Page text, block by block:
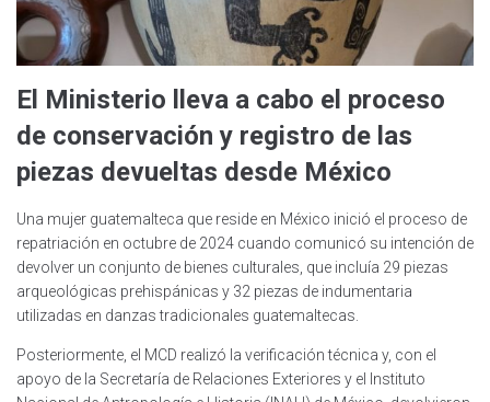
El Ministerio lleva a cabo el proceso
de conservación y registro de las
piezas devueltas desde México
Una mujer guatemalteca que reside en México inició el proceso de
repatriación en octubre de 2024 cuando comunicó su intención de
devolver un conjunto de bienes culturales, que incluía 29 piezas
arqueológicas prehispánicas y 32 piezas de indumentaria
utilizadas en danzas tradicionales guatemaltecas.
Posteriormente, el MCD realizó la verificación técnica y, con el
apoyo de la Secretaría de Relaciones Exteriores y el Instituto